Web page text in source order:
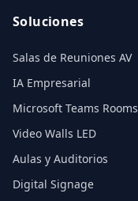
Soluciones
Salas de Reuniones AV
IA Empresarial
Microsoft Teams Rooms
Video Walls LED
Aulas y Auditorios
Digital Signage